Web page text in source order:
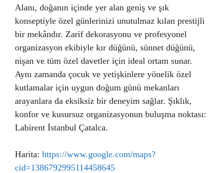
Alanı, doğanın içinde yer alan geniş ve şık
konseptiyle özel günlerinizi unutulmaz kılan prestijli
bir mekândır. Zarif dekorasyonu ve profesyonel
organizasyon ekibiyle kır düğünü, sünnet düğünü,
nişan ve tüm özel davetler için ideal ortam sunar.
Aynı zamanda çocuk ve yetişkinlere yönelik özel
kutlamalar için uygun doğum günü mekanları
arayanlara da eksiksiz bir deneyim sağlar. Şıklık,
konfor ve kusursuz organizasyonun buluşma noktası:
Labirent İstanbul Çatalca.
Harita: https://www.google.com/maps?
cid=1386792995114458645